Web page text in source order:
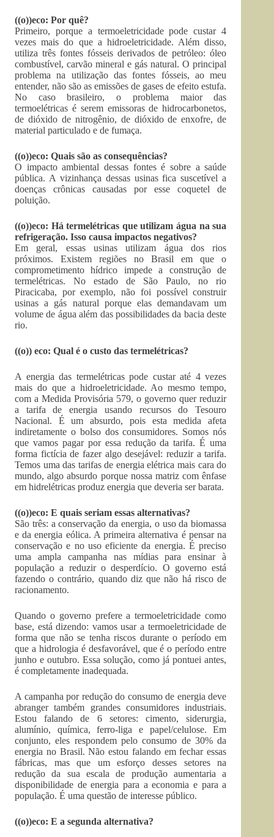
((o))eco: Por quê?
Primeiro, porque a termoeletricidade pode custar 4
vezes mais do que a hidroeletricidade. Além disso,
utiliza três fontes fósseis derivados de petróleo: óleo
combustível, carvão mineral e gás natural. O principal
problema na utilização das fontes fósseis, ao meu
entender, não são as emissões de gases de efeito estufa.
No caso brasileiro, o problema maior das
termoelétricas é serem emissoras de hidrocarbonetos,
de dióxido de nitrogênio, de dióxido de enxofre, de
material particulado e de fumaça.
((o))eco: Quais são as consequências?
O impacto ambiental dessas fontes é sobre a saúde
pública. A vizinhança dessas usinas fica suscetível a
doenças crônicas causadas por esse coquetel de
poluição.
((o))eco: Há termelétricas que utilizam água na sua
refrigeração. Isso causa impactos negativos?
Em geral, essas usinas utilizam água dos rios
próximos. Existem regiões no Brasil em que o
comprometimento hídrico impede a construção de
termelétricas. No estado de São Paulo, no rio
Piracicaba, por exemplo, não foi possível construir
usinas a gás natural porque elas demandavam um
volume de água além das possibilidades da bacia deste
rio.
((o)) eco: Qual é o custo das termelétricas?
A energia das termelétricas pode custar até 4 vezes
mais do que a hidroeletricidade. Ao mesmo tempo,
com a Medida Provisória 579, o governo quer reduzir
a tarifa de energia usando recursos do Tesouro
Nacional. É um absurdo, pois esta medida afeta
indiretamente o bolso dos consumidores. Somos nós
que vamos pagar por essa redução da tarifa. É uma
forma fictícia de fazer algo desejável: reduzir a tarifa.
Temos uma das tarifas de energia elétrica mais cara do
mundo, algo absurdo porque nossa matriz com ênfase
em hidrelétricas produz energia que deveria ser barata.
((o))eco: E quais seriam essas alternativas?
São três: a conservação da energia, o uso da biomassa
e da energia eólica. A primeira alternativa é pensar na
conservação e no uso eficiente da energia. É preciso
uma ampla campanha nas mídias para ensinar à
população a reduzir o desperdício. O governo está
fazendo o contrário, quando diz que não há risco de
racionamento.
Quando o governo prefere a termoeletricidade como
base, está dizendo: vamos usar a termoeletricidade de
forma que não se tenha riscos durante o período em
que a hidrologia é desfavorável, que é o período entre
junho e outubro. Essa solução, como já pontuei antes,
é completamente inadequada.
A campanha por redução do consumo de energia deve
abranger também grandes consumidores industriais.
Estou falando de 6 setores: cimento, siderurgia,
alumínio, química, ferro-liga e papel/celulose. Em
conjunto, eles respondem pelo consumo de 30% da
energia no Brasil. Não estou falando em fechar essas
fábricas, mas que um esforço desses setores na
redução da sua escala de produção aumentaria a
disponibilidade de energia para a economia e para a
população. É uma questão de interesse público.
((o))eco: E a segunda alternativa?